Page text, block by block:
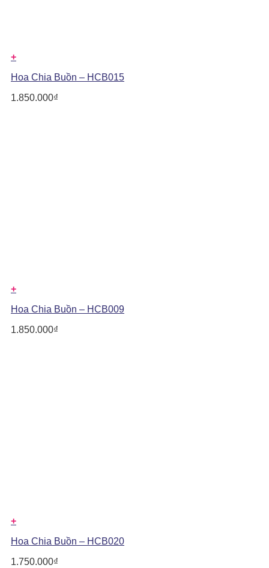
+
Hoa Chia Buồn – HCB015
1.850.000₫
+
Hoa Chia Buồn – HCB009
1.850.000₫
+
Hoa Chia Buồn – HCB020
1.750.000₫